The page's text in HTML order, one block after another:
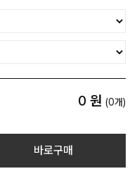
0 원 (0개)
바로구매